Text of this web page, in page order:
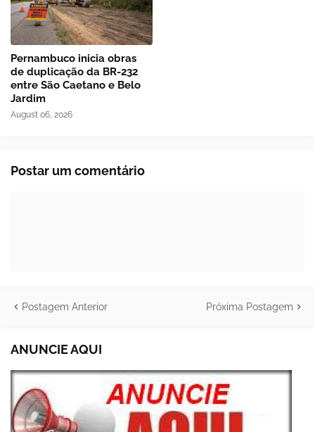
Pernambuco inicia obras
de duplicação da BR-232
entre São Caetano e Belo
Jardim
August 06, 2026
Postar um comentário
Postagem Anterior Próxima Postagem
ANUNCIE AQUI